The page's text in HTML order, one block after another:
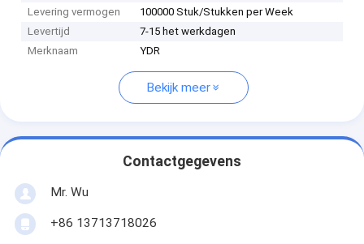
Levering vermogen
100000 Stuk/Stukken per Week
Levertijd
7-15 het werkdagen
Merknaam
YDR
Bekijk meer
Contactgegevens
Mr. Wu
+86 13713718026